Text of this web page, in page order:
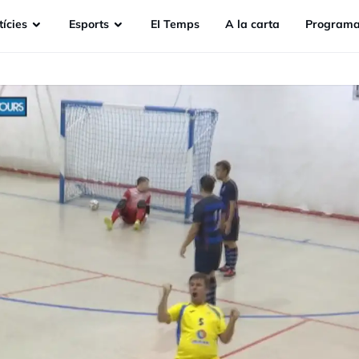
Esports EI Temps A la carta